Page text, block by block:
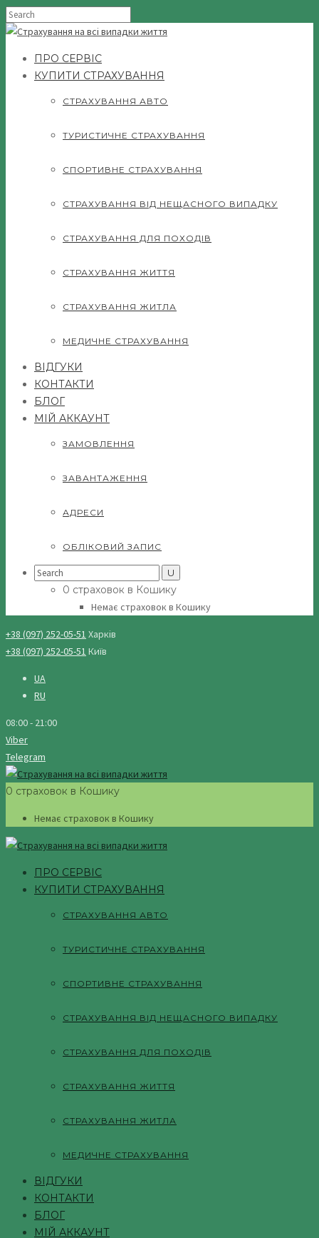
ПРО СЕРВІС
КУПИТИ СТРАХУВАННЯ
СТРАХУВАННЯ АВТО
ТУРИСТИЧНЕ СТРАХУВАННЯ
СПОРТИВНЕ СТРАХУВАННЯ
СТРАХУВАННЯ ВІД НЕЩАСНОГО ВИПАДКУ
СТРАХУВАННЯ ДЛЯ ПОХОДІВ
СТРАХУВАННЯ ЖИТТЯ
СТРАХУВАННЯ ЖИТЛА
МЕДИЧНЕ СТРАХУВАННЯ
ВІДГУКИ
КОНТАКТИ
БЛОГ
МІЙ АККАУНТ
ЗАМОВЛЕННЯ
ЗАВАНТАЖЕННЯ
АДРЕСИ
ОБЛІКОВИЙ ЗАПИС
Search
0 страховок в Кошику
Немає страховок в Кошику
+38 (097) 252-05-51 Харків
+38 (097) 252-05-51 Київ
UA
RU
08:00 - 21:00
Viber
Telegram
0 страховок в Кошику
Немає страховок в Кошику
ПРО СЕРВІС
КУПИТИ СТРАХУВАННЯ
СТРАХУВАННЯ АВТО
ТУРИСТИЧНЕ СТРАХУВАННЯ
СПОРТИВНЕ СТРАХУВАННЯ
СТРАХУВАННЯ ВІД НЕЩАСНОГО ВИПАДКУ
СТРАХУВАННЯ ДЛЯ ПОХОДІВ
СТРАХУВАННЯ ЖИТТЯ
СТРАХУВАННЯ ЖИТЛА
МЕДИЧНЕ СТРАХУВАННЯ
ВІДГУКИ
КОНТАКТИ
БЛОГ
МІЙ АККАУНТ